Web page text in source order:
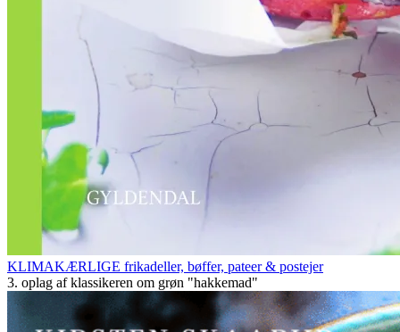
KLIMAKÆRLIGE frikadeller, bøffer, pateer & postejer
3. oplag af klassikeren om grøn "hakkemad"